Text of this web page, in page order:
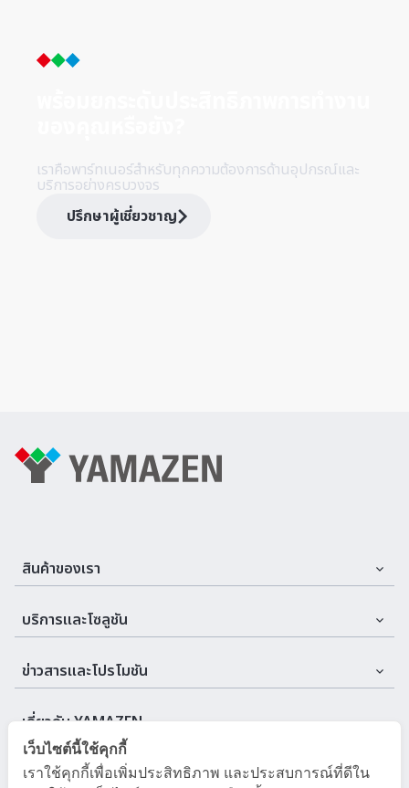
เราคือพาร์ทเนอร์สำหรับทุกความต้องการด้านอุปกรณ์และ
บริการอย่างครบวงจร
ปรึกษาผู้เชี่ยวชาญ
สินค้าของเรา
Assemble Machines & Tools
Cutting Tools
Machine
Measuring Instruments
บริการและโซลูชัน
บริการและที่ปรึกษา
ข่าวสารและโปรโมชัน
อีเวนต์
ข่าวสารบริษัท
เกี่ยวกับ YAMAZEN
เกี่ยวกับเรา
สำหรับลูกค้า
เว็บไซต์นี้ใช้คุกกี้
เราใช้คุกกี้เพื่อเพิ่มประสิทธิภาพ และประสบการณ์ที่ดีใน